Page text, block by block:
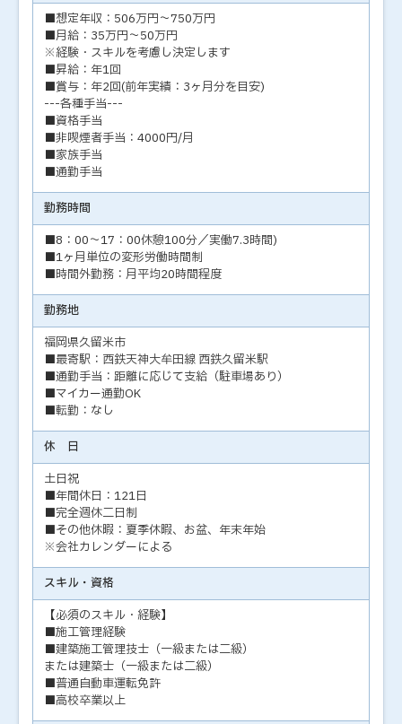
■想定年収：506万円～750万円
■月給：35万円～50万円
※経験・スキルを考慮し決定します
■昇給：年1回
■賞与：年2回(前年実績：3ヶ月分を目安)
---各種手当---
■資格手当
■非喫煙者手当：4000円/月
■家族手当
■通勤手当
勤務時間
■8：00～17：00休憩100分／実働7.3時間)
■1ヶ月単位の変形労働時間制
■時間外勤務：月平均20時間程度
勤務地
福岡県久留米市
■最寄駅：西鉄天神大牟田線 西鉄久留米駅
■通勤手当：距離に応じて支給（駐車場あり）
■マイカー通勤OK
■転勤：なし
休 日
土日祝
■年間休日：121日
■完全週休二日制
■その他休暇：夏季休暇、お盆、年末年始
※会社カレンダーによる
スキル・資格
【必須のスキル・経験】
■施工管理経験
■建築施工管理技士（一級または二級）
または建築士（一級または二級）
■普通自動車運転免許
■高校卒業以上